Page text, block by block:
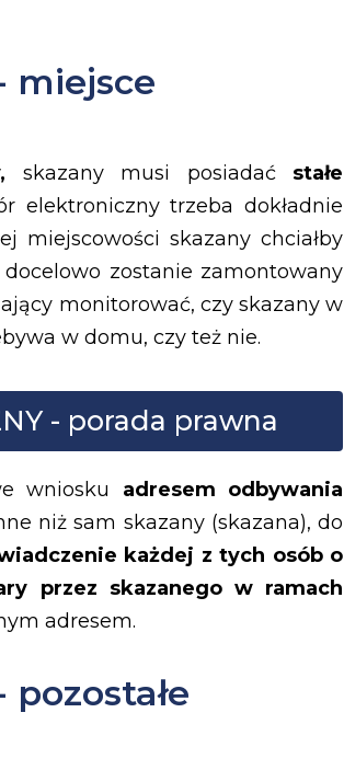
miejsce
skazany musi posiadać stałe
elektroniczny trzeba dokładnie
miejscowości skazany chciałby
zostanie zamontowany
monitorować, czy skazany w
w domu, czy też nie.
- porada prawna
wniosku adresem odbywania
niż sam skazany (skazana), do
każdej z tych osób o
przez skazanego w ramach
adresem.